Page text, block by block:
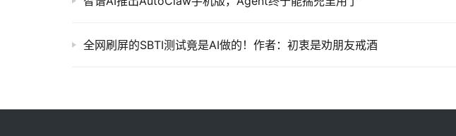
全网刷屏的SBTI测试竟是AI做的！作者：初衷是劝朋友戒酒